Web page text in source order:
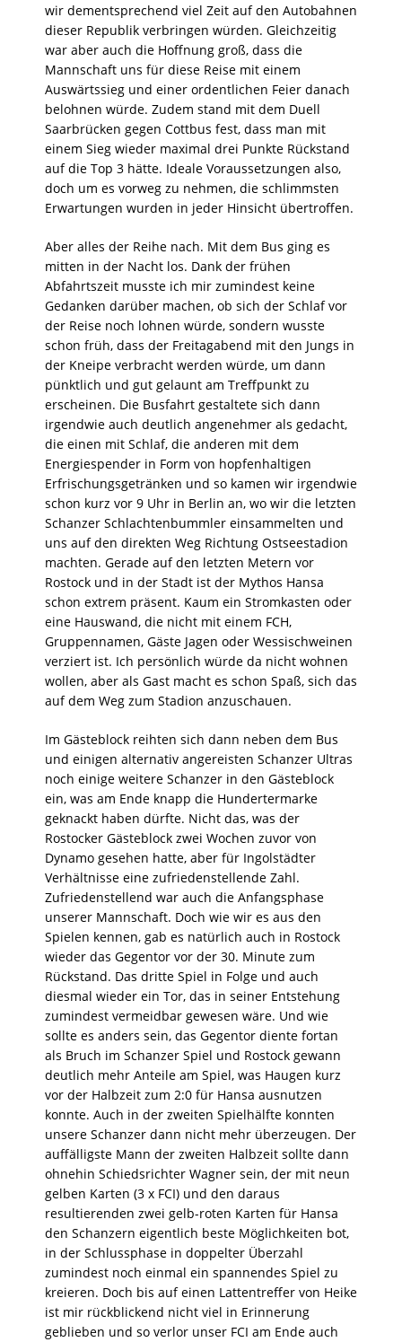
wir dementsprechend viel Zeit auf den Autobahnen
dieser Republik verbringen würden. Gleichzeitig
war aber auch die Hoffnung groß, dass die
Mannschaft uns für diese Reise mit einem
Auswärtssieg und einer ordentlichen Feier danach
belohnen würde. Zudem stand mit dem Duell
Saarbrücken gegen Cottbus fest, dass man mit
einem Sieg wieder maximal drei Punkte Rückstand
auf die Top 3 hätte. Ideale Voraussetzungen also,
doch um es vorweg zu nehmen, die schlimmsten
Erwartungen wurden in jeder Hinsicht übertroffen.
Aber alles der Reihe nach. Mit dem Bus ging es
mitten in der Nacht los. Dank der frühen
Abfahrtszeit musste ich mir zumindest keine
Gedanken darüber machen, ob sich der Schlaf vor
der Reise noch lohnen würde, sondern wusste
schon früh, dass der Freitagabend mit den Jungs in
der Kneipe verbracht werden würde, um dann
pünktlich und gut gelaunt am Treffpunkt zu
erscheinen. Die Busfahrt gestaltete sich dann
irgendwie auch deutlich angenehmer als gedacht,
die einen mit Schlaf, die anderen mit dem
Energiespender in Form von hopfenhaltigen
Erfrischungsgetränken und so kamen wir irgendwie
schon kurz vor 9 Uhr in Berlin an, wo wir die letzten
Schanzer Schlachtenbummler einsammelten und
uns auf den direkten Weg Richtung Ostseestadion
machten. Gerade auf den letzten Metern vor
Rostock und in der Stadt ist der Mythos Hansa
schon extrem präsent. Kaum ein Stromkasten oder
eine Hauswand, die nicht mit einem FCH,
Gruppennamen, Gäste Jagen oder Wessischweinen
verziert ist. Ich persönlich würde da nicht wohnen
wollen, aber als Gast macht es schon Spaß, sich das
auf dem Weg zum Stadion anzuschauen.
Im Gästeblock reihten sich dann neben dem Bus
und einigen alternativ angereisten Schanzer Ultras
noch einige weitere Schanzer in den Gästeblock
ein, was am Ende knapp die Hundertermarke
geknackt haben dürfte. Nicht das, was der
Rostocker Gästeblock zwei Wochen zuvor von
Dynamo gesehen hatte, aber für Ingolstädter
Verhältnisse eine zufriedenstellende Zahl.
Zufriedenstellend war auch die Anfangsphase
unserer Mannschaft. Doch wie wir es aus den
Spielen kennen, gab es natürlich auch in Rostock
wieder das Gegentor vor der 30. Minute zum
Rückstand. Das dritte Spiel in Folge und auch
diesmal wieder ein Tor, das in seiner Entstehung
zumindest vermeidbar gewesen wäre. Und wie
sollte es anders sein, das Gegentor diente fortan
als Bruch im Schanzer Spiel und Rostock gewann
deutlich mehr Anteile am Spiel, was Haugen kurz
vor der Halbzeit zum 2:0 für Hansa ausnutzen
konnte. Auch in der zweiten Spielhälfte konnten
unsere Schanzer dann nicht mehr überzeugen. Der
auffälligste Mann der zweiten Halbzeit sollte dann
ohnehin Schiedsrichter Wagner sein, der mit neun
gelben Karten (3 x FCI) und den daraus
resultierenden zwei gelb-roten Karten für Hansa
den Schanzern eigentlich beste Möglichkeiten bot,
in der Schlussphase in doppelter Überzahl
zumindest noch einmal ein spannendes Spiel zu
kreieren. Doch bis auf einen Lattentreffer von Heike
ist mir rückblickend nicht viel in Erinnerung
geblieben und so verlor unser FCI am Ende auch